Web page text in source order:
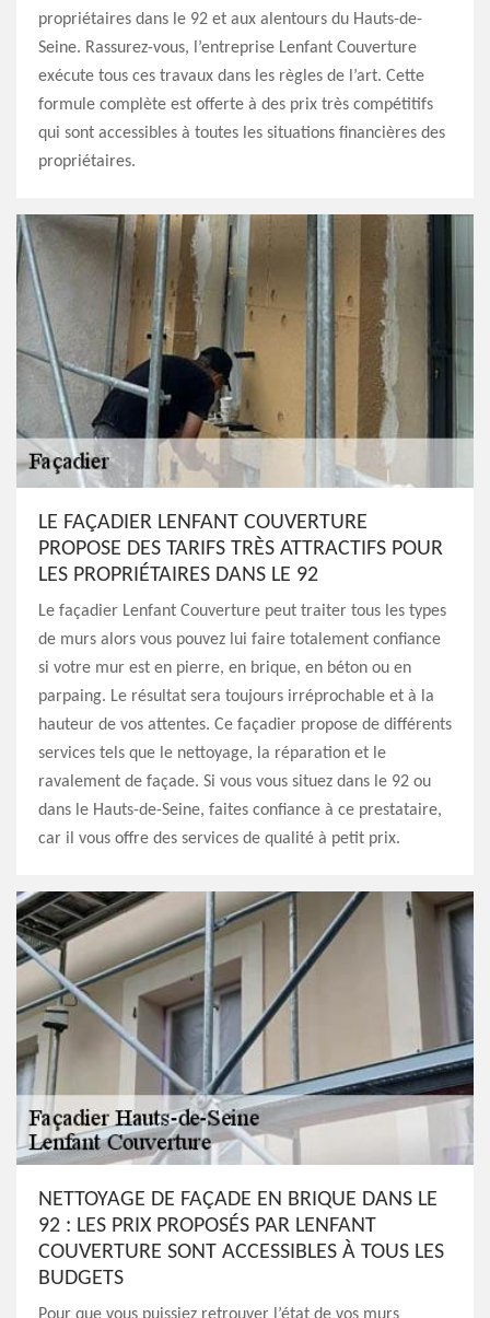
propriétaires dans le 92 et aux alentours du Hauts-de-
Seine. Rassurez-vous, l’entreprise Lenfant Couverture
exécute tous ces travaux dans les règles de l’art. Cette
formule complète est offerte à des prix très compétitifs
qui sont accessibles à toutes les situations financières des
propriétaires.
LE FAÇADIER LENFANT COUVERTURE
PROPOSE DES TARIFS TRÈS ATTRACTIFS POUR
LES PROPRIÉTAIRES DANS LE 92
Le façadier Lenfant Couverture peut traiter tous les types
de murs alors vous pouvez lui faire totalement confiance
si votre mur est en pierre, en brique, en béton ou en
parpaing. Le résultat sera toujours irréprochable et à la
hauteur de vos attentes. Ce façadier propose de différents
services tels que le nettoyage, la réparation et le
ravalement de façade. Si vous vous situez dans le 92 ou
dans le Hauts-de-Seine, faites confiance à ce prestataire,
car il vous offre des services de qualité à petit prix.
NETTOYAGE DE FAÇADE EN BRIQUE DANS LE
92 : LES PRIX PROPOSÉS PAR LENFANT
COUVERTURE SONT ACCESSIBLES À TOUS LES
BUDGETS